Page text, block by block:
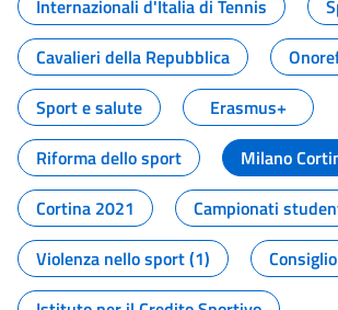
Internazionali d'Italia di Tennis
Cavalieri della Repubblica
Sport e salute
Erasmus+
Riforma dello sport
Milano
Cortina 2021
Campionati
Violenza nello sport (1)